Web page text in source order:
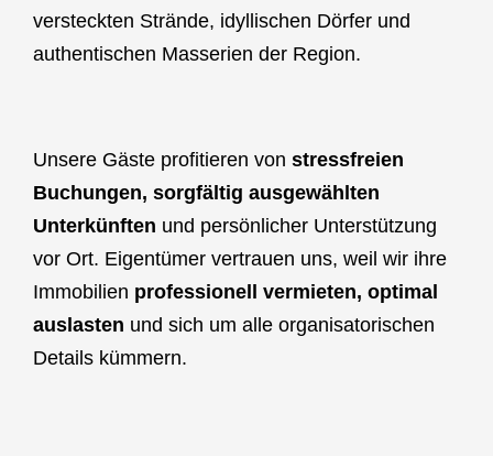
versteckten Strände, idyllischen Dörfer und
authentischen Masserien der Region.
Unsere Gäste profitieren von stressfreien
Buchungen, sorgfältig ausgewählten
Unterkünften und persönlicher Unterstützung
vor Ort. Eigentümer vertrauen uns, weil wir ihre
Immobilien professionell vermieten, optimal
auslasten und sich um alle organisatorischen
Details kümmern.